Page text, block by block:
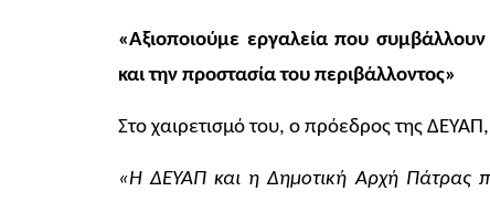
«Αξιοποιούμε εργαλεία που
και την προστασία του περιβάλλοντος»
Στο χαιρετισμό του, ο πρόεδρος της ΔΕΥΑΠ,
«Η ΔΕΥΑΠ και η Δημοτική Αρχή Πάτρας